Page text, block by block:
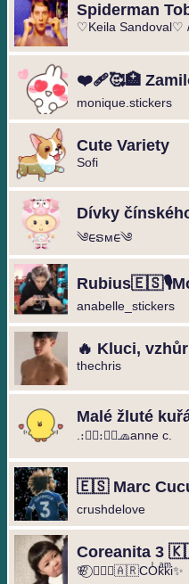
Spiderman
♡Keila Sandoval♡
❤️‍🩹🥰🏥
monique.stickers
Cute Variety
Sofi
Dívky
༄︎︎ᰀຣᴍᰀ︎︎༄
anabelle_stickers
🔥 Kluci,
thechris
Malé žluté
.։։⃟։։⃟🧢anne c.
🇪🇸 Marc
crushdelove
Coreanita 3
🌸⃝ ❥⃢⃟🇦🇷COͥkͣkͫi✨